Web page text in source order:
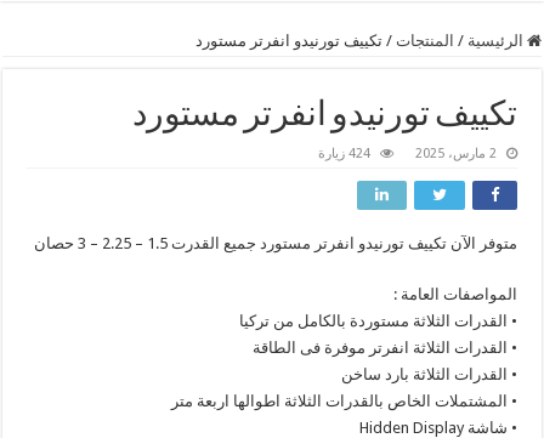
الرئيسية / المنتجات / تكييف تورنيدو انفرتر مستورد
تكييف تورنيدو انفرتر مستورد
2 مارس، 2025 424 زيارة
متوفر الآن تكييف تورنيدو انفرتر مستورد جميع القدرت 1.5 – 2.25 – 3 حصان
المواصفات العامة :
• القدرات الثلاثة مستوردة بالكامل من تركيا
• القدرات الثلاثة انفرتر موفرة فى الطاقة
• القدرات الثلاثة بارد ساخن
• المشتملات الخاص بالقدرات الثلاثة اطوالها اربعة متر
• شاشة Hidden Display